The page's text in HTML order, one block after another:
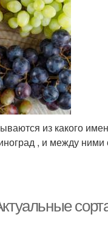
из какого
, и между ними